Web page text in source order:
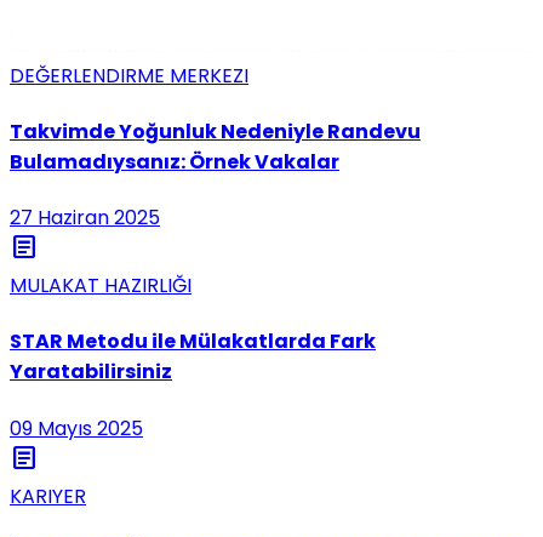
DEĞERLENDIRME MERKEZI
Takvimde Yoğunluk Nedeniyle Randevu
Bulamadıysanız: Örnek Vakalar
27 Haziran 2025
article
MULAKAT HAZIRLIĞI
STAR Metodu ile Mülakatlarda Fark
Yaratabilirsiniz
09 Mayıs 2025
article
KARIYER